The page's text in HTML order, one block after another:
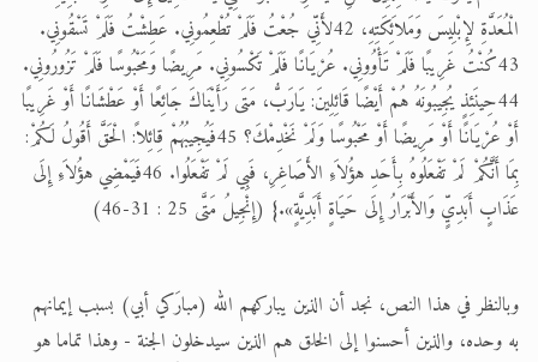
الْمُعَدَّةِ لإِبْلِيسَ وَمَلاَئِكَتِهِ، 42لأَنِّي جُعْتُ فَلَمْ تُطْعِمُونِي. عَطِشْتُ فَلَمْ تَسْقُونِي.
43كُنْتُ غَرِيبًا فَلَمْ تَأْوُونِي. عُرْيَانًا فَلَمْ تَكْسُونِي. مَرِيضًا وَمَحْبُوسًا فَلَمْ تَزُورُونِي.
44حِينَئِذٍ يُجِيبُونَهُ هُمْ أَيْضًا قَائِلِينَ: يَارَبُّ، مَتَى رَأَيْنَاكَ جَائِعًا أَوْ عَطْشَانًا أَوْ غَرِيبًا
أَوْ عُرْيَانًا أَوْ مَرِيضًا أَوْ مَحْبُوسًا وَلَمْ نَخْدِمْكَ؟ 45فَيُجِيبُهُمْ قِائِلاً: الْحَقَّ أَقُولُ لَكُمْ:
بِمَا أَنَّكُمْ لَمْ تَفْعَلُوهُ بِأَحَدِ هؤُلاَءِ الأَصَاغِرِ، فَبِي لَمْ تَفْعَلُوا. 46فَيَمْضِي هؤُلاَءِ إِلَى
عَذَابٍ أَبَدِيٍّ وَالأَبْرَارُ إِلَى حَيَاةٍ أَبَدِيَّةٍ».} (إِنْجِيلُ مَتَّى 25 : 31-46)
وبالنظر في هذا النص، نجد أن الذين يباركهم الله (مبارَكي أبي) بسبب إيمانهم
به وحده، والذين أحسنوا إلى الخلق هم الذين سيدخلون الجنة - وهذا تماما هو